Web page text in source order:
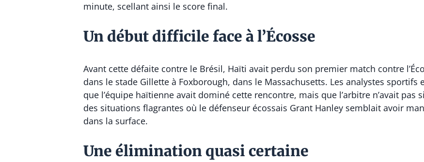
minute, scellant ainsi le score final.
Un début difficile face à l’Écosse
Avant cette défaite contre le Brésil, Haïti avait perdu son premier match contre
dans le stade Gillette à Foxborough, dans le Massachusetts. Les analystes
que l’équipe haïtienne avait dominé cette rencontre, mais que l’arbitre n’avait
des situations flagrantes où le défenseur écossais Grant Hanley semblait avoir
dans la surface.
Une élimination quasi certaine